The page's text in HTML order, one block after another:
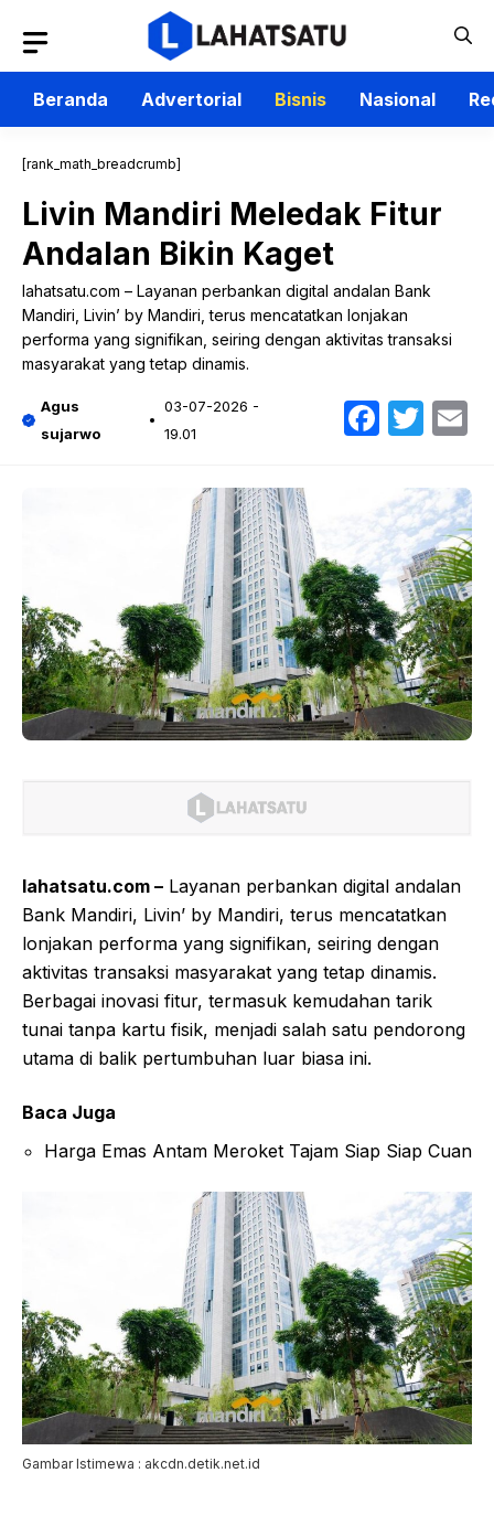
isi
Beranda
Advertorial Bisnis Nasional
[rank_math_breadcrumb]
Livin Mandiri Meledak Fitur
Andalan Bikin Kaget
lahatsatu.com – Layanan perbankan digital andalan Bank
Mandiri, Livin’ by Mandiri, terus mencatatkan lonjakan
performa yang signifikan, seiring dengan aktivitas transaksi
masyarakat yang tetap dinamis.
Agus
sujarwo
03-07-2026 -
19.01
lahatsatu.com – Layanan perbankan digital andalan
Bank Mandiri, Livin’ by Mandiri, terus mencatatkan
lonjakan performa yang signifikan, seiring dengan
aktivitas transaksi masyarakat yang tetap dinamis.
Berbagai inovasi fitur, termasuk kemudahan tarik
tunai tanpa kartu fisik, menjadi salah satu pendorong
utama di balik pertumbuhan luar biasa ini.
Baca Juga
Harga Emas Antam Meroket Tajam Siap Siap Cuan
Gambar Istimewa : akcdn.detik.net.id